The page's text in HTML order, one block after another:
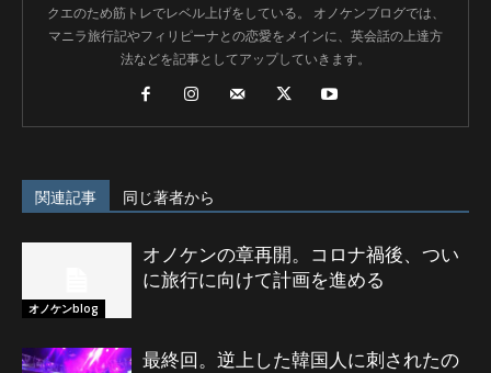
クエのため筋トレでレベル上げをしている。 オノケンブログでは、
マニラ旅行記やフィリピーナとの恋愛をメインに、英会話の上達方
法などを記事としてアップしていきます。
関連記事 同じ著者から
オノケンblog
オノケンの章再開。コロナ禍後、つい
に旅行に向けて計画を進める
最終回。逆上した韓国人に刺されたの